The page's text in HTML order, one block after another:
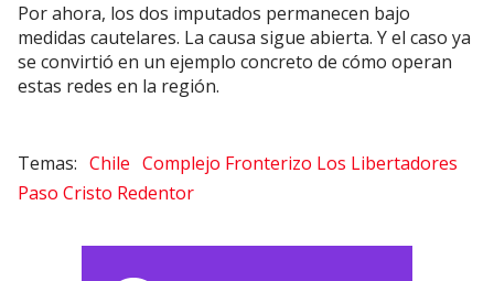
Por ahora, los dos imputados permanecen bajo
medidas cautelares. La causa sigue abierta. Y el caso ya
se convirtió en un ejemplo concreto de cómo operan
estas redes en la región.
Chile Complejo Fronterizo Los Libertadores
Paso Cristo Redentor